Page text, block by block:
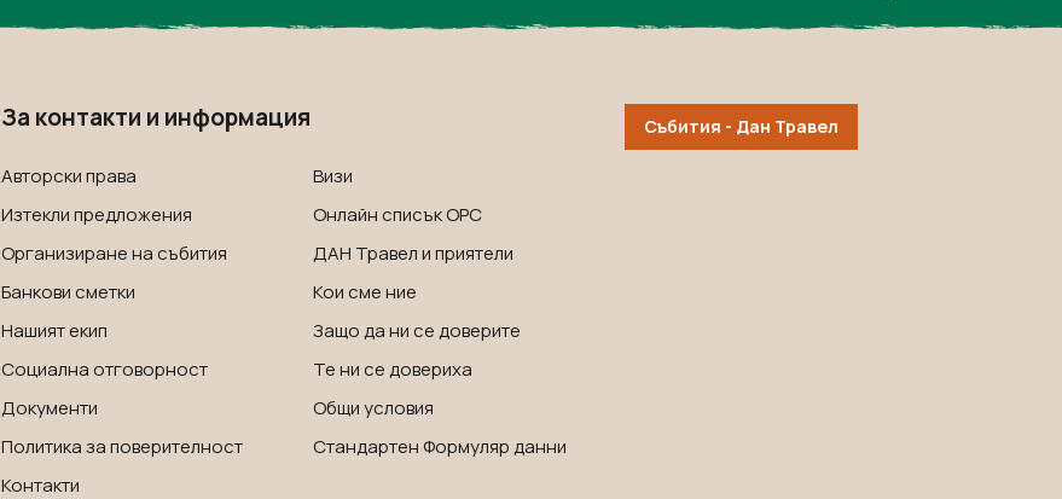
За контакти и информация
Авторски права
Визи
Изтекли предложения
Онлайн списък OРС
Организиране на събития
ДАН Травел и приятели
Банкови сметки
Кои сме ние
Нашият екип
Защо да ни се доверите
Социална отговорност
Те ни се довериха
Документи
Общи условия
Политика за поверителност
Стандартен Формуляр данни
Контакти
Събития - Дан Травел